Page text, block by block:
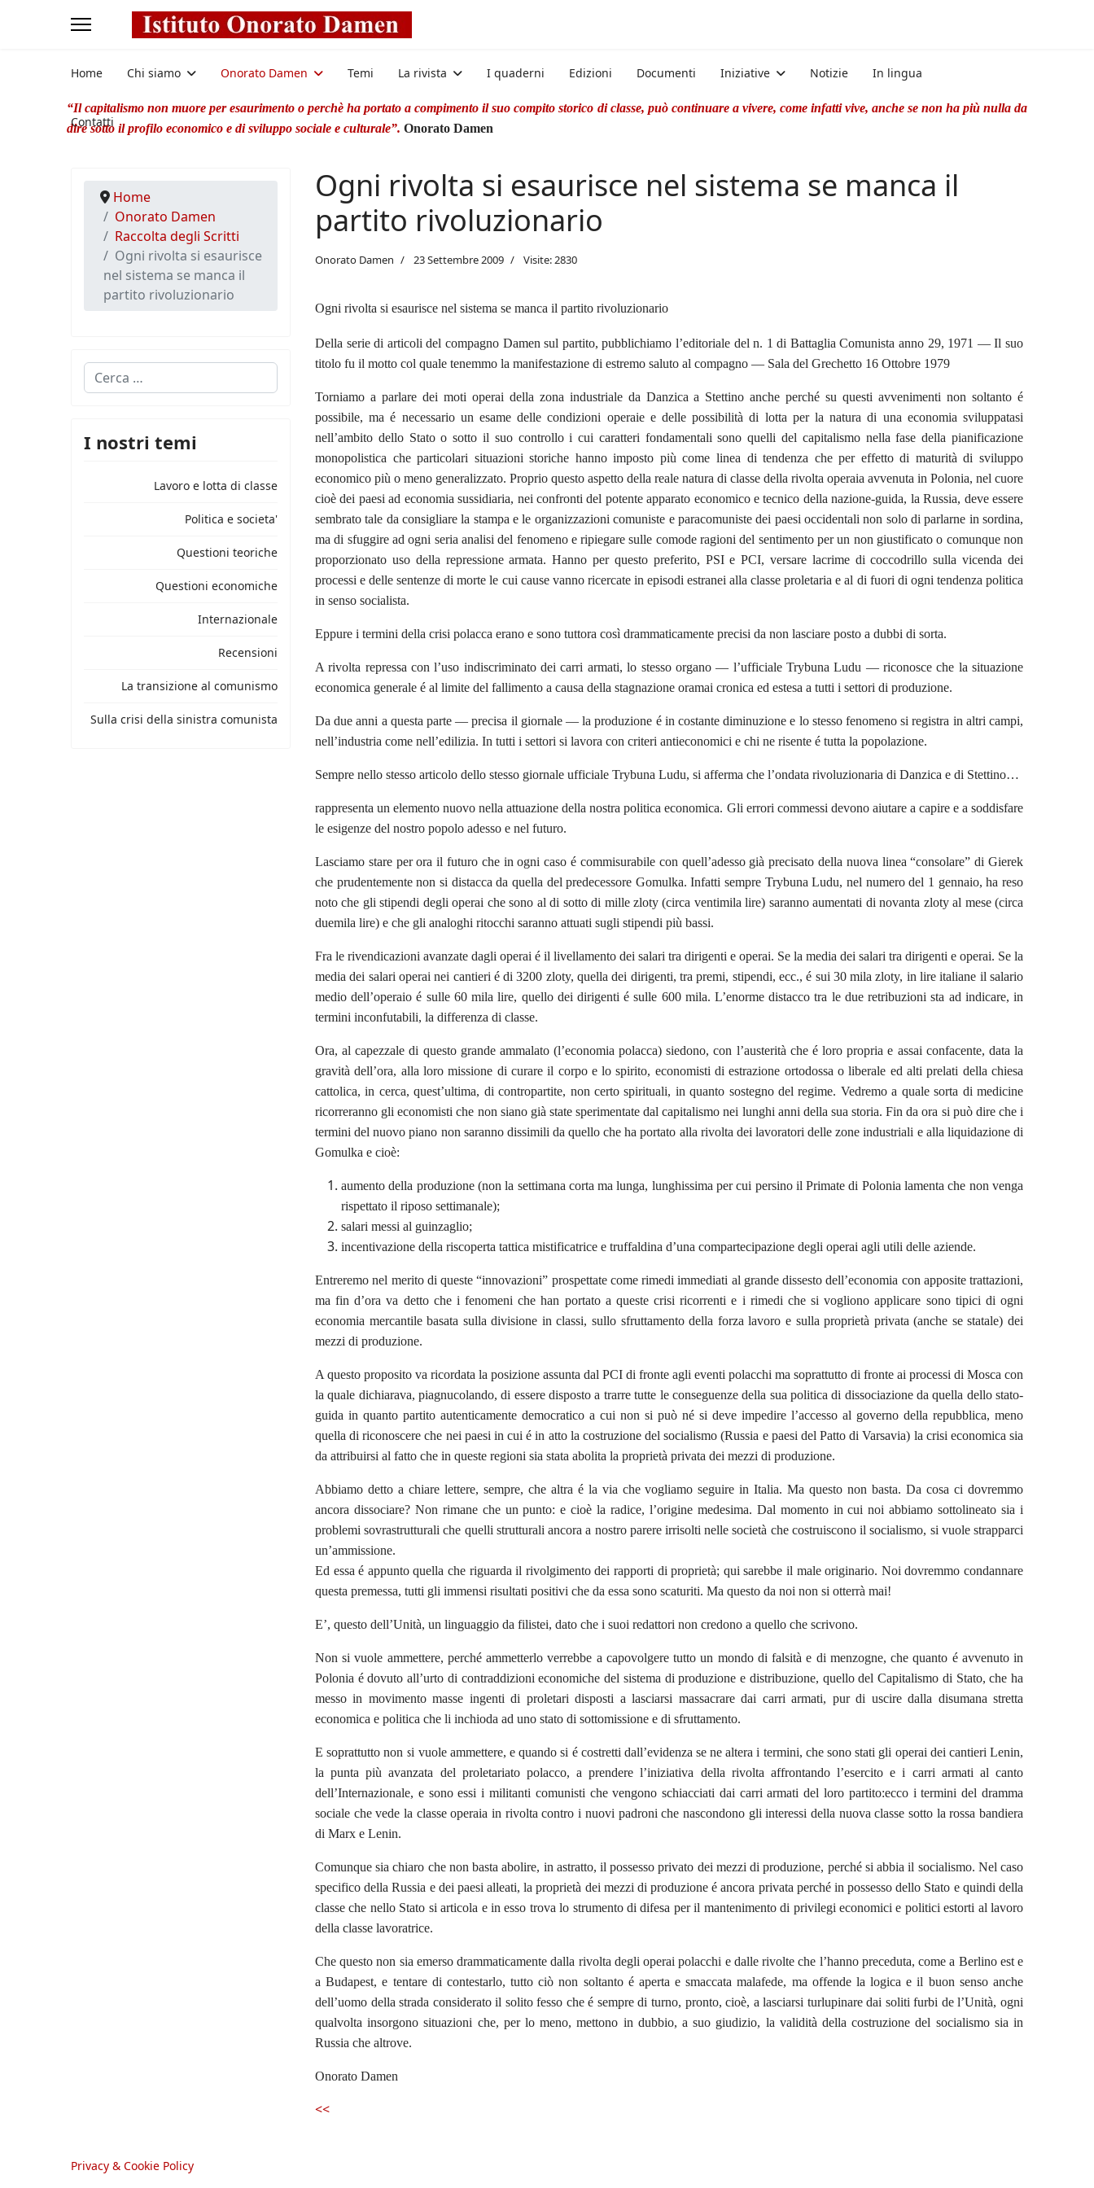
Home Chi siamo Onorato Damen Temi La rivista I quaderni Edizioni Documenti Iniziative Notizie In lingua
Contatti
“Il capitalismo non muore per esaurimento o perchè ha portato a compimento il suo compito storico di classe, può continuare a vivere, come infatti vive, anche se non ha più nulla da
dire sotto il profilo economico e di sviluppo sociale e culturale”. Onorato Damen
Home
Onorato Damen
Raccolta degli Scritti
Ogni rivolta si esaurisce
nel sistema se manca il
partito rivoluzionario
Cerca
I nostri temi
Lavoro e lotta di classe
Politica e societa'
Questioni teoriche
Questioni economiche
Internazionale
Recensioni
La transizione al comunismo
Sulla crisi della sinistra comunista
Ogni rivolta si esaurisce nel sistema se manca il
partito rivoluzionario
Onorato Damen 23 Settembre 2009 Visite: 2830
Ogni rivolta si esaurisce nel sistema se manca il partito rivoluzionario
Della serie di articoli del compagno Damen sul partito, pubblichiamo l’editoriale del n. 1 di Battaglia Comunista anno 29, 1971 — Il suo
titolo fu il motto col quale tenemmo la manifestazione di estremo saluto al compagno — Sala del Grechetto 16 Ottobre 1979
Torniamo a parlare dei moti operai della zona industriale da Danzica a Stettino anche perché su questi avvenimenti non soltanto é
possibile, ma é necessario un esame delle condizioni operaie e delle possibilità di lotta per la natura di una economia sviluppatasi
nell’ambito dello Stato o sotto il suo controllo i cui caratteri fondamentali sono quelli del capitalismo nella fase della pianificazione
monopolistica che particolari situazioni storiche hanno imposto più come linea di tendenza che per effetto di maturità di sviluppo
economico più o meno generalizzato. Proprio questo aspetto della reale natura di classe della rivolta operaia avvenuta in Polonia, nel cuore
cioè dei paesi ad economia sussidiaria, nei confronti del potente apparato economico e tecnico della nazione-guida, la Russia, deve essere
sembrato tale da consigliare la stampa e le organizzazioni comuniste e paracomuniste dei paesi occidentali non solo di parlarne in sordina,
ma di sfuggire ad ogni seria analisi del fenomeno e ripiegare sulle comode ragioni del sentimento per un non giustificato o comunque non
proporzionato uso della repressione armata. Hanno per questo preferito, PSI e PCI, versare lacrime di coccodrillo sulla vicenda dei
processi e delle sentenze di morte le cui cause vanno ricercate in episodi estranei alla classe proletaria e al di fuori di ogni tendenza politica
in senso socialista.
Eppure i termini della crisi polacca erano e sono tuttora così drammaticamente precisi da non lasciare posto a dubbi di sorta.
A rivolta repressa con l’uso indiscriminato dei carri armati, lo stesso organo — l’ufficiale Trybuna Ludu — riconosce che la situazione
economica generale é al limite del fallimento a causa della stagnazione oramai cronica ed estesa a tutti i settori di produzione.
Da due anni a questa parte — precisa il giornale — la produzione é in costante diminuzione e lo stesso fenomeno si registra in altri campi,
nell’industria come nell’edilizia. In tutti i settori si lavora con criteri antieconomici e chi ne risente é tutta la popolazione.
Sempre nello stesso articolo dello stesso giornale ufficiale Trybuna Ludu, si afferma che l’ondata rivoluzionaria di Danzica e di Stettino…
rappresenta un elemento nuovo nella attuazione della nostra politica economica. Gli errori commessi devono aiutare a capire e a soddisfare
le esigenze del nostro popolo adesso e nel futuro.
Lasciamo stare per ora il futuro che in ogni caso é commisurabile con quell’adesso già precisato della nuova linea “consolare” di Gierek
che prudentemente non si distacca da quella del predecessore Gomulka. Infatti sempre Trybuna Ludu, nel numero del 1 gennaio, ha reso
noto che gli stipendi degli operai che sono al di sotto di mille zloty (circa ventimila lire) saranno aumentati di novanta zloty al mese (circa
duemila lire) e che gli analoghi ritocchi saranno attuati sugli stipendi più bassi.
Fra le rivendicazioni avanzate dagli operai é il livellamento dei salari tra dirigenti e operai. Se la media dei salari tra dirigenti e operai. Se la
media dei salari operai nei cantieri é di 3200 zloty, quella dei dirigenti, tra premi, stipendi, ecc., é sui 30 mila zloty, in lire italiane il salario
medio dell’operaio é sulle 60 mila lire, quello dei dirigenti é sulle 600 mila. L’enorme distacco tra le due retribuzioni sta ad indicare, in
termini inconfutabili, la differenza di classe.
Ora, al capezzale di questo grande ammalato (l’economia polacca) siedono, con l’austerità che é loro propria e assai confacente, data la
gravità dell’ora, alla loro missione di curare il corpo e lo spirito, economisti di estrazione ortodossa o liberale ed alti prelati della chiesa
cattolica, in cerca, quest’ultima, di contropartite, non certo spirituali, in quanto sostegno del regime. Vedremo a quale sorta di medicine
ricorreranno gli economisti che non siano già state sperimentate dal capitalismo nei lunghi anni della sua storia. Fin da ora si può dire che i
termini del nuovo piano non saranno dissimili da quello che ha portato alla rivolta dei lavoratori delle zone industriali e alla liquidazione di
Gomulka e cioè:
aumento della produzione (non la settimana corta ma lunga, lunghissima per cui persino il Primate di Polonia lamenta che non venga
rispettato il riposo settimanale);
salari messi al guinzaglio;
incentivazione della riscoperta tattica mistificatrice e truffaldina d’una compartecipazione degli operai agli utili delle aziende.
Entreremo nel merito di queste “innovazioni” prospettate come rimedi immediati al grande dissesto dell’economia con apposite trattazioni,
ma fin d’ora va detto che i fenomeni che han portato a queste crisi ricorrenti e i rimedi che si vogliono applicare sono tipici di ogni
economia mercantile basata sulla divisione in classi, sullo sfruttamento della forza lavoro e sulla proprietà privata (anche se statale) dei
mezzi di produzione.
A questo proposito va ricordata la posizione assunta dal PCI di fronte agli eventi polacchi ma soprattutto di fronte ai processi di Mosca con
la quale dichiarava, piagnucolando, di essere disposto a trarre tutte le conseguenze della sua politica di dissociazione da quella dello stato-
guida in quanto partito autenticamente democratico a cui non si può né si deve impedire l’accesso al governo della repubblica, meno
quella di riconoscere che nei paesi in cui é in atto la costruzione del socialismo (Russia e paesi del Patto di Varsavia) la crisi economica sia
da attribuirsi al fatto che in queste regioni sia stata abolita la proprietà privata dei mezzi di produzione.
Abbiamo detto a chiare lettere, sempre, che altra é la via che vogliamo seguire in Italia. Ma questo non basta. Da cosa ci dovremmo
ancora dissociare? Non rimane che un punto: e cioè la radice, l’origine medesima. Dal momento in cui noi abbiamo sottolineato sia i
problemi sovrastrutturali che quelli strutturali ancora a nostro parere irrisolti nelle società che costruiscono il socialismo, si vuole strapparci
un’ammissione.
Ed essa é appunto quella che riguarda il rivolgimento dei rapporti di proprietà; qui sarebbe il male originario. Noi dovremmo condannare
questa premessa, tutti gli immensi risultati positivi che da essa sono scaturiti. Ma questo da noi non si otterrà mai!
E’, questo dell’Unità, un linguaggio da filistei, dato che i suoi redattori non credono a quello che scrivono.
Non si vuole ammettere, perché ammetterlo verrebbe a capovolgere tutto un mondo di falsità e di menzogne, che quanto é avvenuto in
Polonia é dovuto all’urto di contraddizioni economiche del sistema di produzione e distribuzione, quello del Capitalismo di Stato, che ha
messo in movimento masse ingenti di proletari disposti a lasciarsi massacrare dai carri armati, pur di uscire dalla disumana stretta
economica e politica che li inchioda ad uno stato di sottomissione e di sfruttamento.
E soprattutto non si vuole ammettere, e quando si é costretti dall’evidenza se ne altera i termini, che sono stati gli operai dei cantieri Lenin,
la punta più avanzata del proletariato polacco, a prendere l’iniziativa della rivolta affrontando l’esercito e i carri armati al canto
dell’Internazionale, e sono essi i militanti comunisti che vengono schiacciati dai carri armati del loro partito:ecco i termini del dramma
sociale che vede la classe operaia in rivolta contro i nuovi padroni che nascondono gli interessi della nuova classe sotto la rossa bandiera
di Marx e Lenin.
Comunque sia chiaro che non basta abolire, in astratto, il possesso privato dei mezzi di produzione, perché si abbia il socialismo. Nel caso
specifico della Russia e dei paesi alleati, la proprietà dei mezzi di produzione é ancora privata perché in possesso dello Stato e quindi della
classe che nello Stato si articola e in esso trova lo strumento di difesa per il mantenimento di privilegi economici e politici estorti al lavoro
della classe lavoratrice.
Che questo non sia emerso drammaticamente dalla rivolta degli operai polacchi e dalle rivolte che l’hanno preceduta, come a Berlino est e
a Budapest, e tentare di contestarlo, tutto ciò non soltanto é aperta e smaccata malafede, ma offende la logica e il buon senso anche
dell’uomo della strada considerato il solito fesso che é sempre di turno, pronto, cioè, a lasciarsi turlupinare dai soliti furbi de l’Unità, ogni
qualvolta insorgono situazioni che, per lo meno, mettono in dubbio, a suo giudizio, la validità della costruzione del socialismo sia in
Russia che altrove.
Onorato Damen
<<
Privacy & Cookie Policy